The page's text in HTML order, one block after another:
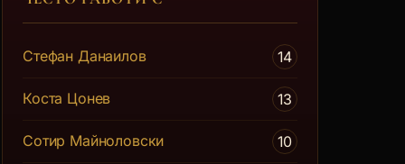
Стефан Данаилов 14
Коста Цонев 13
Сотир Майноловски 10